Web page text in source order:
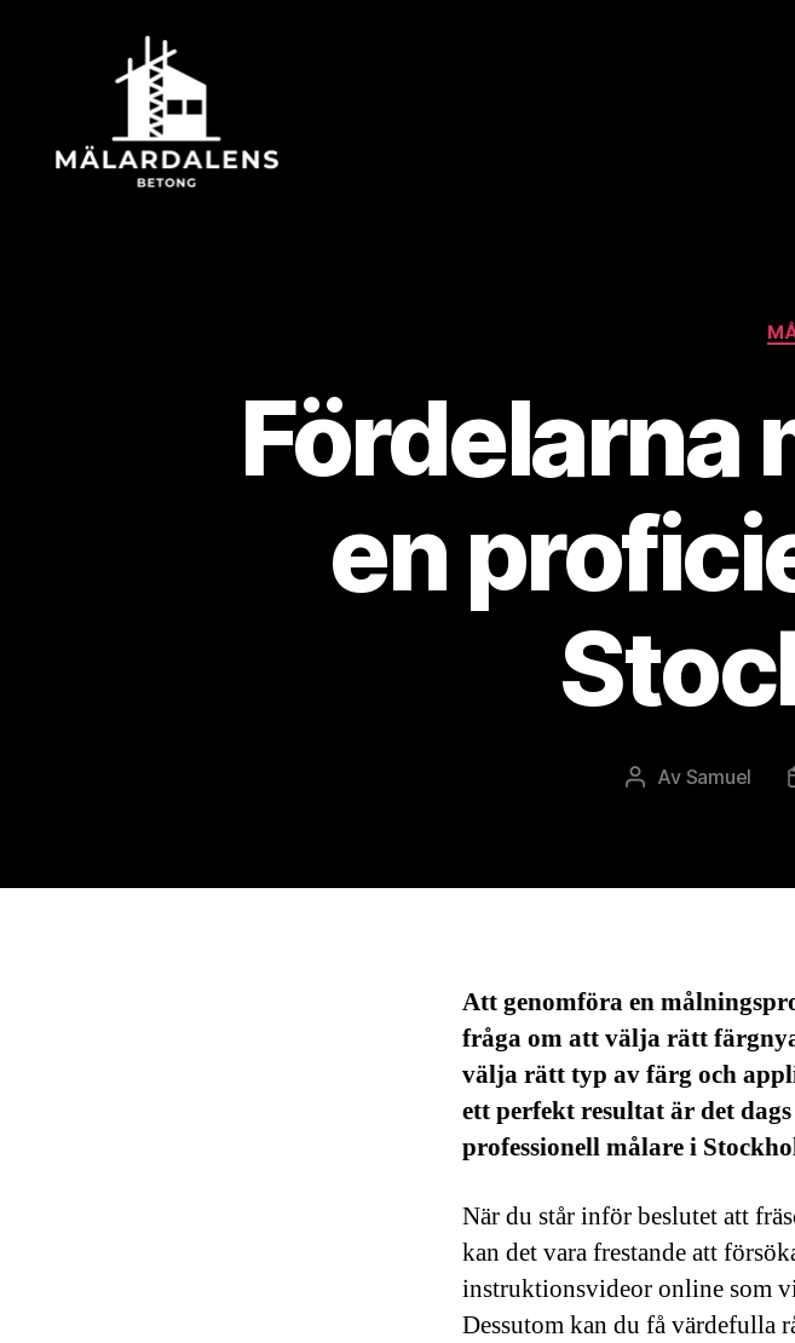
Fördelarna
en
Inläggsförfattare
Av Samuel
Att genomföra en
fråga om att välja rätt
välja rätt typ av färg och
ett perfekt resultat är det
professionell målare i
När du står inför beslutet att
kan det vara frestande att
instruktionsvideor online som
Dessutom kan du få värdefulla